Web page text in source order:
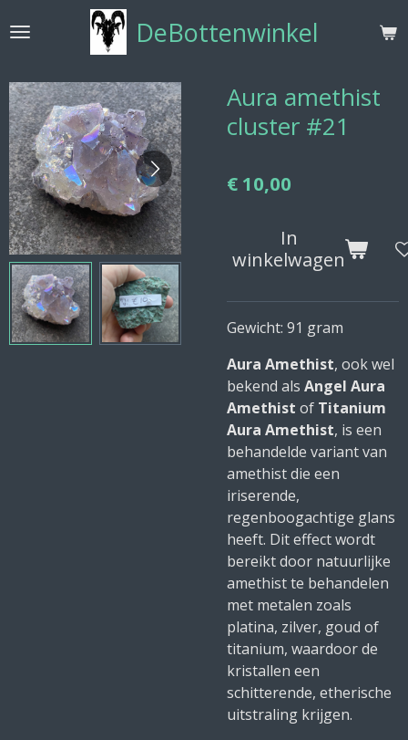
direct
de
hoofdinhoud
DeBottenwinkel
Aura amethist
cluster #21
€ 10,00
In
winkelwagen
Gewicht: 91 gram
Aura Amethist, ook wel
bekend als Angel Aura
Amethist of Titanium
Aura Amethist, is een
behandelde variant van
amethist die een
iriserende,
regenboogachtige glans
heeft. Dit effect wordt
bereikt door natuurlijke
amethist te behandelen
met metalen zoals
platina, zilver, goud of
titanium, waardoor de
kristallen een
schitterende, etherische
uitstraling krijgen.